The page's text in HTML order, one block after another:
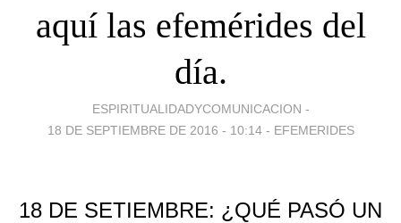
aquí las efemérides del
día.
ESPIRITUALIDADYCOMUNICACION -
18 DE SEPTIEMBRE DE 2016 - 10:14 - EFEMERIDES
18 DE SETIEMBRE: ¿QUÉ PASÓ UN